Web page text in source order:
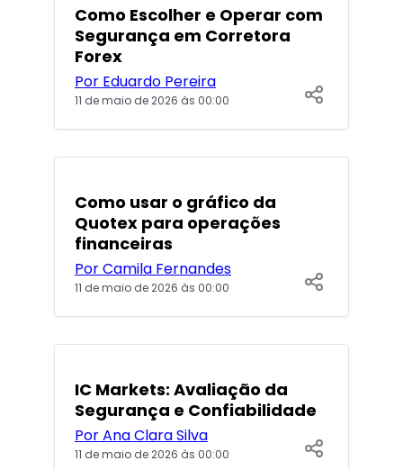
POPULARES
Como Escolher e Operar com
Segurança em Corretora
Forex
Por Eduardo Pereira
11 de maio de 2026 às 00:00
Como usar o gráfico da
Quotex para operações
financeiras
Por Camila Fernandes
11 de maio de 2026 às 00:00
IC Markets: Avaliação da
Segurança e Confiabilidade
Por Ana Clara Silva
11 de maio de 2026 às 00:00